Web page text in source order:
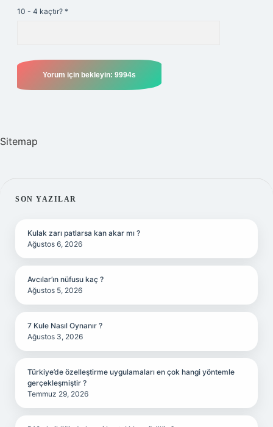
10 - 4 kaçtır? *
Sitemap
SIDEBAR
SON YAZILAR
Kulak zarı patlarsa kan akar mı ?
Ağustos 6, 2026
Avcılar’ın nüfusu kaç ?
Ağustos 5, 2026
7 Kule Nasıl Oynanır ?
Ağustos 3, 2026
Türkiye’de özelleştirme uygulamaları en çok hangi yöntemle
gerçekleşmiştir ?
Temmuz 29, 2026